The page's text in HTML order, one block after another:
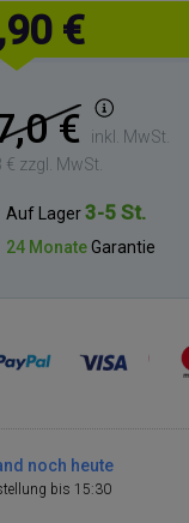
€
€
inkl. MwSt.
€ zzgl. MwSt.
Auf Lager3-5 St.
24 MonateGarantie
noch heute
bis 15:30